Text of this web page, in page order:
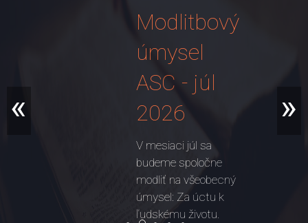
Modlitbový
úmysel
ASC - júl
2026
V mesiaci júl sa
budeme spoločne
modliť na všeobecný
úmysel: Za úctu k
ľudskému životu.
« »